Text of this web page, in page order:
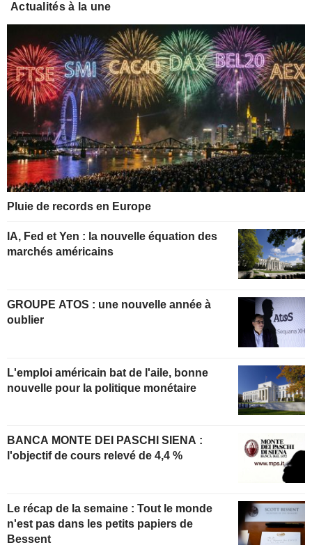
Actualités à la une
Pluie de records en Europe
IA, Fed et Yen : la nouvelle équation des
marchés américains
GROUPE ATOS : une nouvelle année à
oublier
L'emploi américain bat de l'aile, bonne
nouvelle pour la politique monétaire
BANCA MONTE DEI PASCHI SIENA :
l'objectif de cours relevé de 4,4 %
Le récap de la semaine : Tout le monde
n'est pas dans les petits papiers de
Bessent